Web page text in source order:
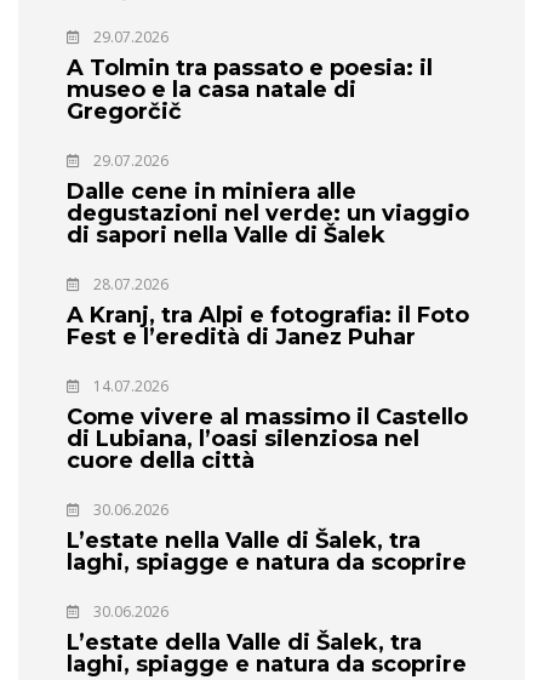
29.07.2026
A Tolmin tra passato e poesia: il
museo e la casa natale di
Gregorčič
29.07.2026
Dalle cene in miniera alle
degustazioni nel verde: un viaggio
di sapori nella Valle di Šalek
28.07.2026
A Kranj, tra Alpi e fotografia: il Foto
Fest e l’eredità di Janez Puhar
14.07.2026
Come vivere al massimo il Castello
di Lubiana, l’oasi silenziosa nel
cuore della città
30.06.2026
L’estate nella Valle di Šalek, tra
laghi, spiagge e natura da scoprire
30.06.2026
L’estate della Valle di Šalek, tra
laghi, spiagge e natura da scoprire